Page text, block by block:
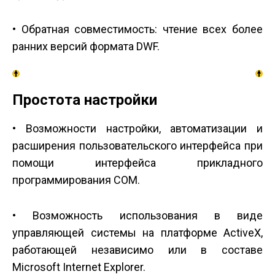
• Обратная совместимость: чтение всех более
ранних версий формата DWF.
Простота настройки
• Возможности настройки, автоматизации и
расширения пользовательского интерфейса при
помощи интерфейса прикладного
программирования COM.
• Возможность использования в виде
управляющей системы на платформе ActiveX,
работающей независимо или в составе
Microsoft Internet Explorer.